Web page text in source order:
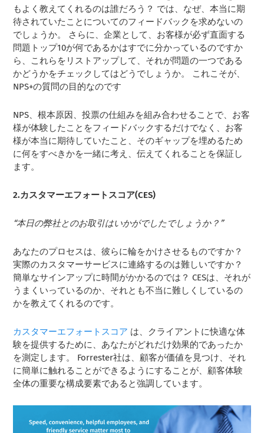
もよく教えてくれるのは誰だろう？ では、なぜ、本当に期
待されていたことについてのフィードバックを求めないの
でしょうか。 さらに、企業として、お客様が必ず直面する
問題トップ10が何であるかはすでに分かっているのですか
ら、これらをリストアップして、それが問題の一つである
かどうかをチェックしてはどうでしょうか。 これこそが、
NPS+の質問の目的なのです
NPS、根本原因、投票の仕組みを組み合わせることで、お客
様が体験したことをフィードバックするだけでなく、お客
様が本当に期待していたこと、そのギャップを埋めるため
に何をすべきかを一緒に考え、伝えてくれることを保証し
ます。
2.カスタマーエフォートスコア(CES)
“本日の弊社とのお取引はいかがでしたでしょうか？”
あなたのプロセスは、彼らに輪をかけさせるものですか？
実際のカスタマーサービスに連絡するのは難しいですか？
簡単なサインアップに時間がかかるのでは？ CESは、それが
うまくいっているのか、それとも不当に難しくしているの
かを教えてくれるのです。
カスタマーエフォートスコア は、クライアントに快適な体
験を提供するために、あなたがどれだけ効果的であったか
を測定します。 Forrester社は、顧客が価値を見つけ、それ
に簡単に触れることができるようにすることが、顧客体験
全体の重要な構成要素であると強調しています。